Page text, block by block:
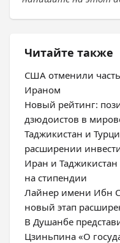
Читайте также
США отменили
Ираном
Новый рейтинг:
дзюдоистов в
Таджикистан и
расширении
Иран и
на стипендии
Лайнер имени Ибн
новый этап
В Душанбе
Цзиньпина «О